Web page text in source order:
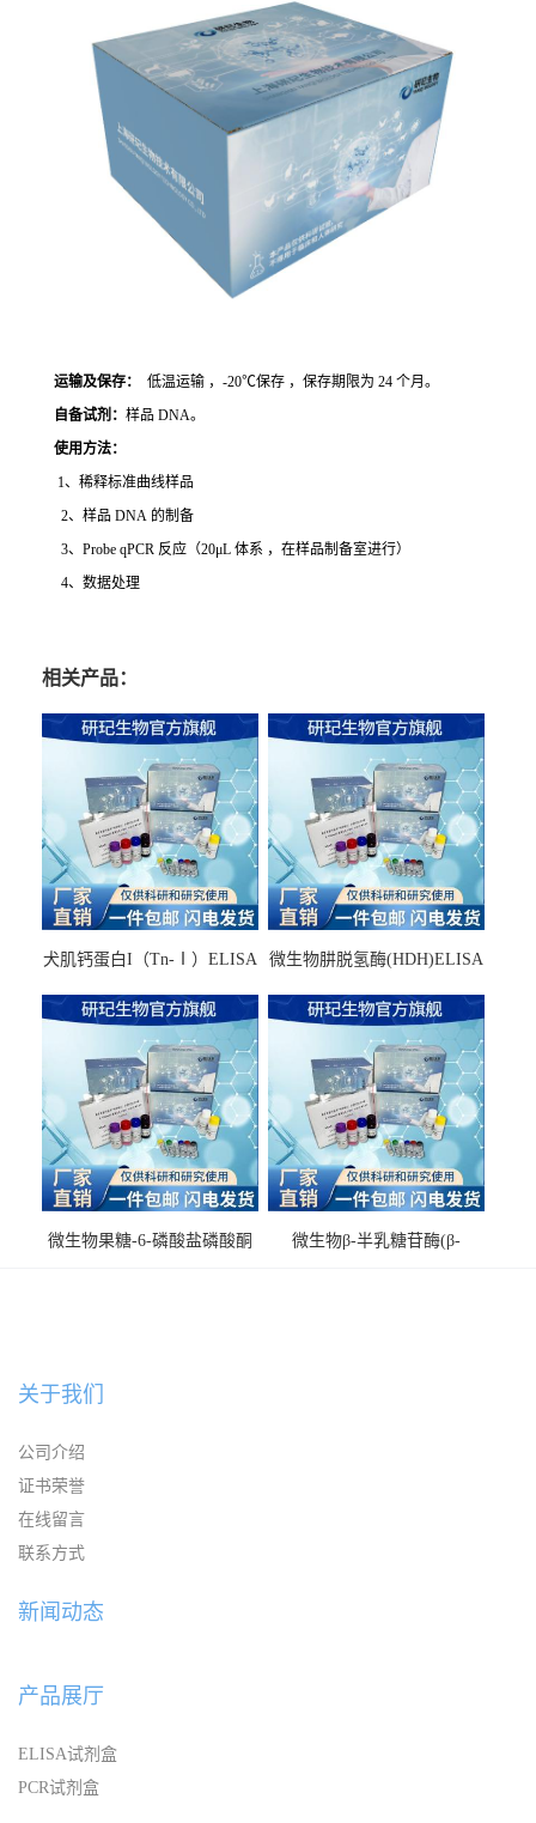
运输及保存：
低温运输 ，-20℃保存 ，保存期限为 24 个月。
自备试剂： 样品 DNA。
使用方法：
1、稀释标准曲线样品
2、样品 DNA 的制备
3、Probe qPCR 反应（20μL 体系 ，在样品制备室进行）
4、数据处理
相关产品：
犬肌钙蛋白I（Tn-Ⅰ）ELISA
微生物肼脱氢酶(HDH)ELISA
微生物果糖-6-磷酸盐磷酸酮
微生物β-半乳糖苷酶(β-
关于我们
公司介绍
证书荣誉
在线留言
联系方式
新闻动态
产品展厅
ELISA试剂盒
PCR试剂盒